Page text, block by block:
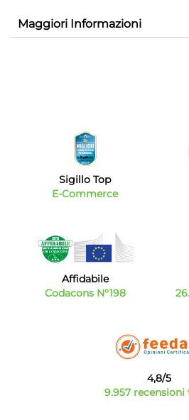
Maggiori Informazioni
Sigillo Top
E-Commerce
Affidabile
Codacons N°198
4,8/5
9.957 recensioni